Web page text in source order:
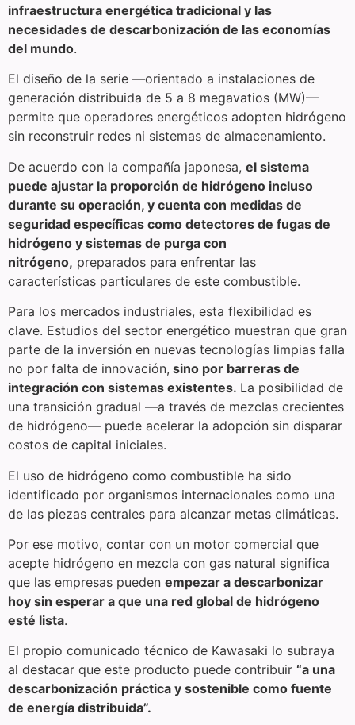
infraestructura energética tradicional y las
necesidades de descarbonización de las economías
del mundo.
El diseño de la serie —orientado a instalaciones de
generación distribuida de 5 a 8 megavatios (MW)—
permite que operadores energéticos adopten hidrógeno
sin reconstruir redes ni sistemas de almacenamiento.
De acuerdo con la compañía japonesa, el sistema
puede ajustar la proporción de hidrógeno incluso
durante su operación, y cuenta con medidas de
seguridad específicas como detectores de fugas de
hidrógeno y sistemas de purga con
nitrógeno, preparados para enfrentar las
características particulares de este combustible.
Para los mercados industriales, esta flexibilidad es
clave. Estudios del sector energético muestran que gran
parte de la inversión en nuevas tecnologías limpias falla
no por falta de innovación, sino por barreras de
integración con sistemas existentes. La posibilidad de
una transición gradual —a través de mezclas crecientes
de hidrógeno— puede acelerar la adopción sin disparar
costos de capital iniciales.
El uso de hidrógeno como combustible ha sido
identificado por organismos internacionales como una
de las piezas centrales para alcanzar metas climáticas.
Por ese motivo, contar con un motor comercial que
acepte hidrógeno en mezcla con gas natural significa
que las empresas pueden empezar a descarbonizar
hoy sin esperar a que una red global de hidrógeno
esté lista.
El propio comunicado técnico de Kawasaki lo subraya
al destacar que este producto puede contribuir “a una
descarbonización práctica y sostenible como fuente
de energía distribuida”.